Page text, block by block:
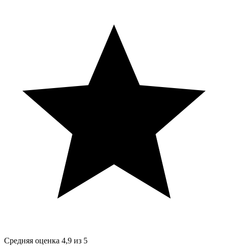
Средняя оценка 4,9 из 5